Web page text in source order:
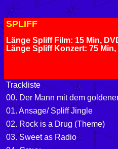
SPLIFF
Länge Spliff Film: 15 Min,
Länge Spliff Konzert: 75
Trackliste
00. Der Mann mit dem
01. Ansage/ Spliff Jingle
02. Rock is a Drug (Theme)
03. Sweet as Radio